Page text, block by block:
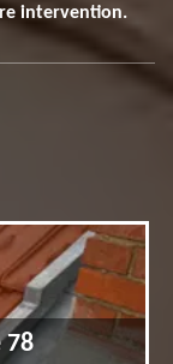
intervention.
78